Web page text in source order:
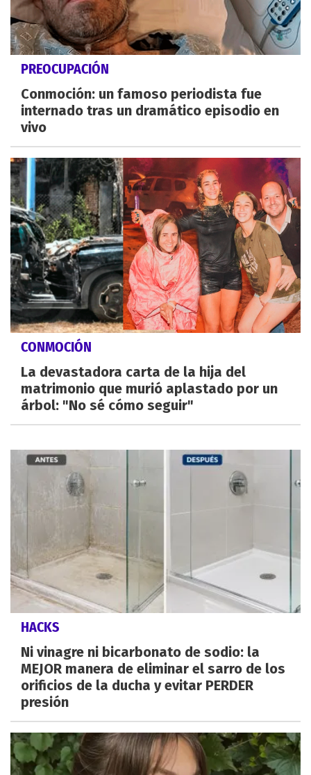
PREOCUPACIÓN
Conmoción: un famoso periodista fue
internado tras un dramático episodio en
vivo
CONMOCIÓN
La devastadora carta de la hija del
matrimonio que murió aplastado por un
árbol: "No sé cómo seguir"
HACKS
Ni vinagre ni bicarbonato de sodio: la
MEJOR manera de eliminar el sarro de los
orificios de la ducha y evitar PERDER
presión